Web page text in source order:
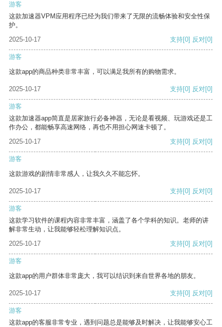
游客
这款加速器VPM应用程序已经为我们带来了无限的流畅体验和安全性保
护。
2025-10-17
支持[0] 反对[0]
游客
这款app的商品种类非常丰富，可以满足我所有的购物需求。
2025-10-17 支持[0] 反对[0]
游客
这款加速器app简直是居家旅行必备神器，无论是看视频、玩游戏还是工
作办公，都能畅享高速网络，再也不用担心网速卡顿了。
2025-10-17
支持[0] 反对[0]
游客
这款游戏的剧情非常感人，让我久久不能忘怀。
2025-10-17 支持[0] 反对[0]
游客
这款学习软件的课程内容非常丰富，涵盖了各个学科的知识。老师的讲
解非常生动，让我能够轻松理解知识点。
2025-10-17
支持[0] 反对[0]
游客
这款app的用户群体非常庞大，我可以结识到来自世界各地的朋友。
2025-10-17 支持[0] 反对[0]
游客
这款app的客服非常专业，遇到问题总是能够及时解决，让我能够安心工